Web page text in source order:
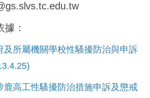
：
及所屬機關學校性騷擾防治與申訴
鹿高工性騷擾防治措施申訴及懲戒